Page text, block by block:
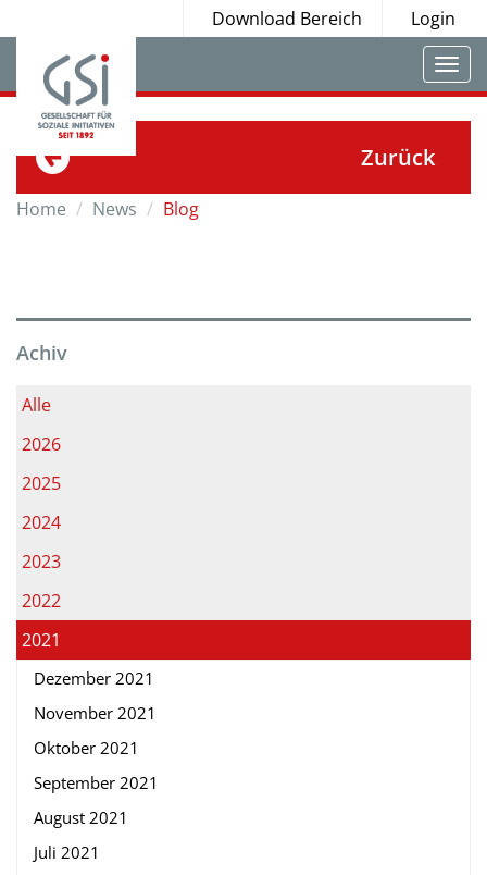
Download Bereich Login
Zurück
Home News Blog
Achiv
Alle
2026
2025
2024
2023
2022
2021
Dezember 2021
November 2021
Oktober 2021
September 2021
August 2021
Juli 2021